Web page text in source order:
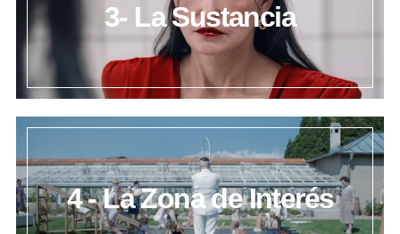
3- La Sustancia
4 - La Zona de Interés